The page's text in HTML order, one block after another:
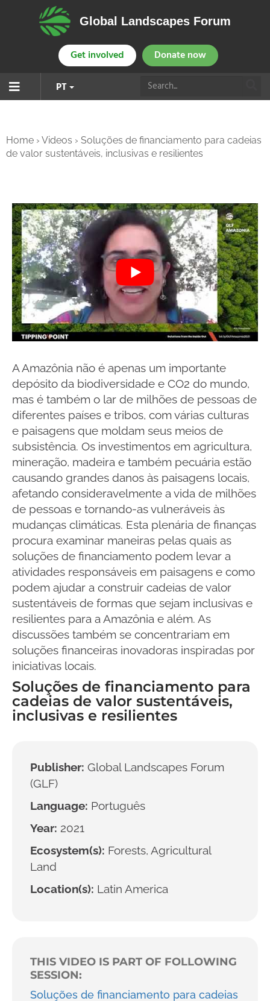
Global Landscapes Forum
Get involved Donate now
PT
Home › Videos › Soluções de financiamento para cadeias
de valor sustentáveis, inclusivas e resilientes
A Amazônia não é apenas um importante
depósito da biodiversidade e CO2 do mundo,
mas é também o lar de milhões de pessoas de
diferentes países e tribos, com várias culturas
e paisagens que moldam seus meios de
subsistência. Os investimentos em agricultura,
mineração, madeira e também pecuária estão
causando grandes danos às paisagens locais,
afetando consideravelmente a vida de milhões
de pessoas e tornando-as vulneráveis às
mudanças climáticas. Esta plenária de finanças
procura examinar maneiras pelas quais as
soluções de financiamento podem levar a
atividades responsáveis em paisagens e como
podem ajudar a construir cadeias de valor
sustentáveis de formas que sejam inclusivas e
resilientes para a Amazônia e além. As
discussões também se concentrariam em
soluções financeiras inovadoras inspiradas por
iniciativas locais.
Soluções de financiamento para
cadeias de valor sustentáveis,
inclusivas e resilientes
Publisher: Global Landscapes Forum
(GLF)
Language: Português
Year: 2021
Ecosystem(s): Forests, Agricultural
Land
Location(s): Latin America
THIS VIDEO IS PART OF FOLLOWING
SESSION:
Soluções de financiamento para cadeias